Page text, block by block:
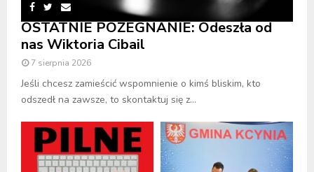
OSTATNIE POŻEGNANIE: Odeszła od
nas Wiktoria Cibail
7 sierpnia 2026
Jeśli chcesz zamieścić wspomnienie o kimś bliskim, kto
odszedł na zawsze, to skontaktuj się z...